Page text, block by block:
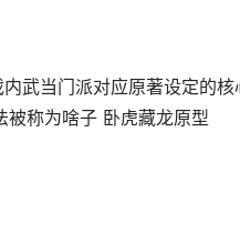
武当门派对应原著设定的核
被称为啥子 卧虎藏龙原型